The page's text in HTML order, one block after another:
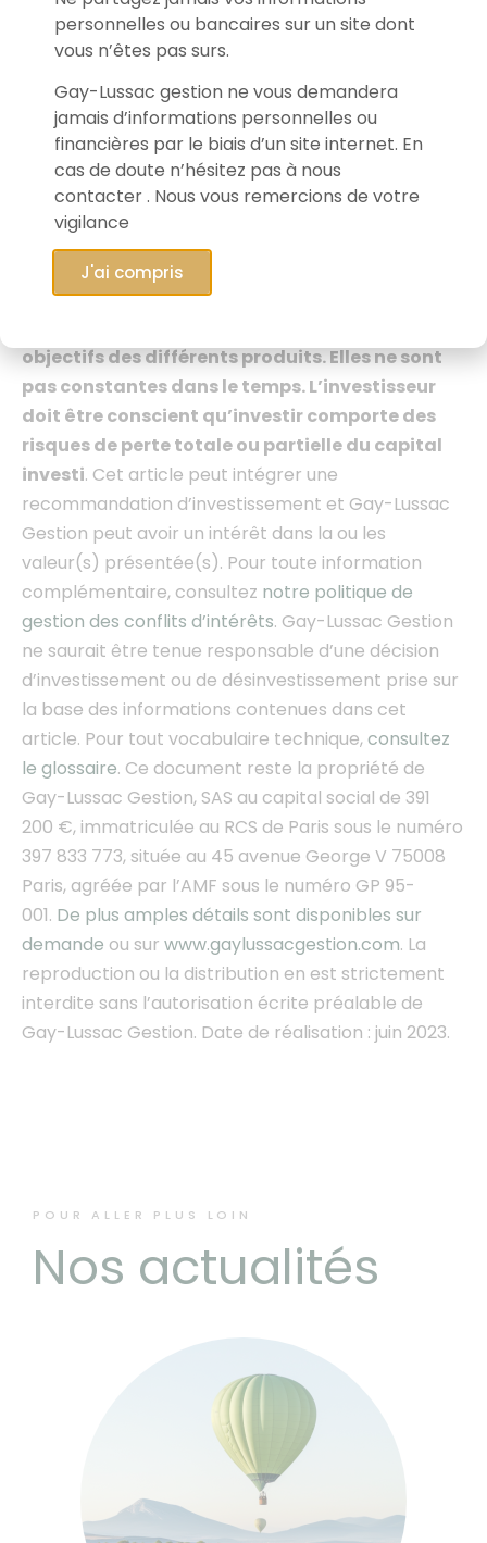
données, informations, performances et
appréciations formulées reflètent l’opinion de Gay-
Lussac Gestion à la date de publication et sont
susceptibles d’être révisées ultérieurement. Cet
article, établit par les équipes de Gay-Lussac
Gestion, fournit une information sur les marchés
financiers et leurs acteurs. Gay-Lussac Gestion
détient des positions dans la valeur présentée pour
1,80% de l’actif du FCP Gay-Lussac Microcaps
Europe au 31/05/2023.
réalisées par le passé ne préjugent pas des
objectifs des différents produits.Elles ne sont
pas constantes dans le temps. L’investisseur
doit être conscient qu’investir comporte des
risques de perte totale ou partielle du capital
investi. Cet article peut intégrer une
recommandation d’investissement et Gay-Lussac
Gestion peut avoir un intérêt dans la ou les
valeur(s) présentée(s). Pour toute information
complémentaire, consultez notre politique de
gestion des conflits d’intérêts. Gay-Lussac Gestion
ne saurait être tenue responsable d’une décision
d’investissement ou de désinvestissement prise sur
la base des informations contenues dans cet
article. Pour tout vocabulaire technique, consultez
le glossaire. Ce document reste la propriété de
Gay-Lussac Gestion, SAS au capital social de 391
200 €, immatriculée au RCS de Paris sous le numéro
397 833 773, située au 45 avenue George V 75008
Paris, agréée par l’AMF sous le numéro GP 95-
001. De plus amples détails sont disponibles sur
demande ou sur www.gaylussacgestion.com. La
reproduction ou la distribution en est strictement
interdite sans l’autorisation écrite préalable de
Gay-Lussac Gestion. Date de réalisation : juin 2023.
POUR ALLER PLUS LOIN
Nos actualités
personnelles ou bancaires sur un site dont
vous n’êtes pas surs.
Gay-Lussac gestion ne vous demandera
jamais d’informations personnelles ou
financières par le biais d’un site internet. En
cas de doute n’hésitez pas à nous
contacter . Nous vous remercions de votre
vigilance
J'ai compris